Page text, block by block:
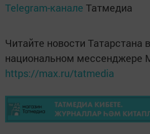
Telegram-канале Татмедиа
Читайте новости Татарстана в
национальном мессенджере
https://max.ru/tatmedia